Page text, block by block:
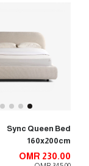
Sync Queen Bed
160x200cm
OMR 230.00